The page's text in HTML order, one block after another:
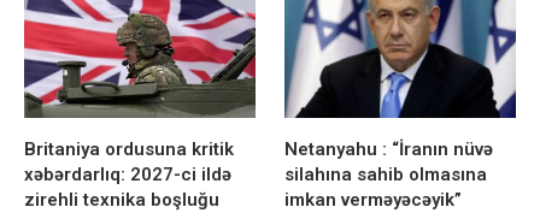
Britaniya ordusuna kritik
xəbərdarlıq: 2027-ci ildə
zirehli texnika boşluğu
Netanyahu : “İranın nüvə
silahına sahib olmasına
imkan verməyəcəyik”